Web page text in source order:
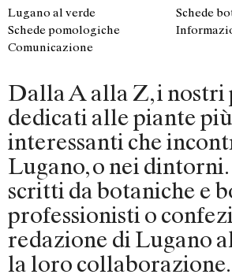
Lugano al verde
Schede
Schede pomologiche
Comunicazione
Dalla A alla Z, i nostri
dedicati alle piante più
interessanti che
Lugano, o nei
scritti da botaniche e
professionisti o
redazione di Lugano
la loro collaborazione.